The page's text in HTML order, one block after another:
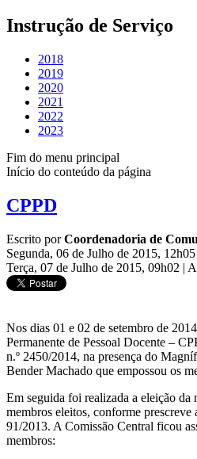
Instrução de Serviço
2018
2019
2020
2021
2022
2023
Fim do menu principal
Início do conteúdo da página
CPPD
Escrito porCoordenadoria de
Segunda, 06 de Julho de 2015, 12h05
Terça, 07 de Julho de 2015, 09h02 |
Nos dias 01 e 02 de setembro de
Permanente de Pessoal Docente –
n.º 2450/2014, na presença do
Bender Machado que empossou os
Em seguida foi realizada a eleição
membros eleitos, conforme
91/2013. A Comissão Central ficou
membros: